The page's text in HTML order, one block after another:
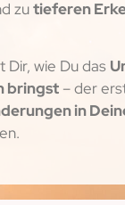
zutieferen
Dir, wie Du das
bringst– der
in